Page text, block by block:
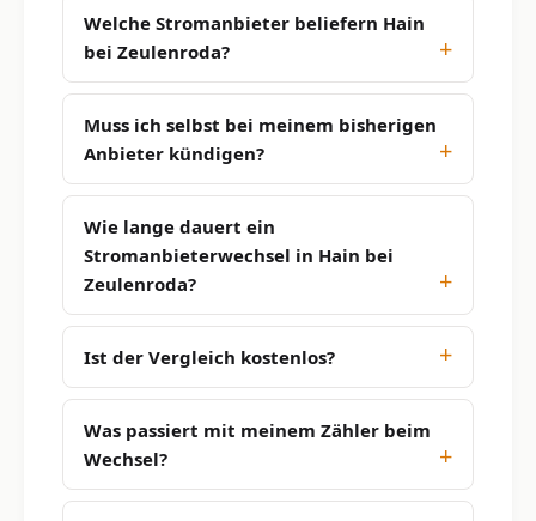
Welche Stromanbieter beliefern Hain
bei Zeulenroda?
Muss ich selbst bei meinem bisherigen
Anbieter kündigen?
Wie lange dauert ein
Stromanbieterwechsel in Hain bei
Zeulenroda?
Ist der Vergleich kostenlos?
Was passiert mit meinem Zähler beim
Wechsel?